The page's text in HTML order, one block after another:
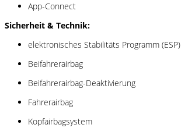
App-Connect
Sicherheit & Technik:
elektronisches Stabilitäts Programm (ESP)
Beifahrerairbag
Beifahrerairbag-Deaktivierung
Fahrerairbag
Kopfairbagsystem